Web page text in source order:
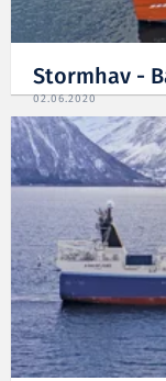
Stormhav -
02.06.2020